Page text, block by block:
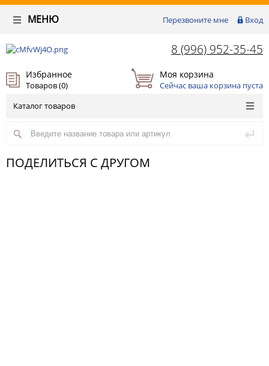
Перезвоните мне Вход
МЕНЮ
8 (996) 952-35-45
Избранное
Товаров (0)
Моя корзина
Сейчас ваша корзина пуста
Каталог товаров
ПОДЕЛИТЬСЯ С ДРУГОМ